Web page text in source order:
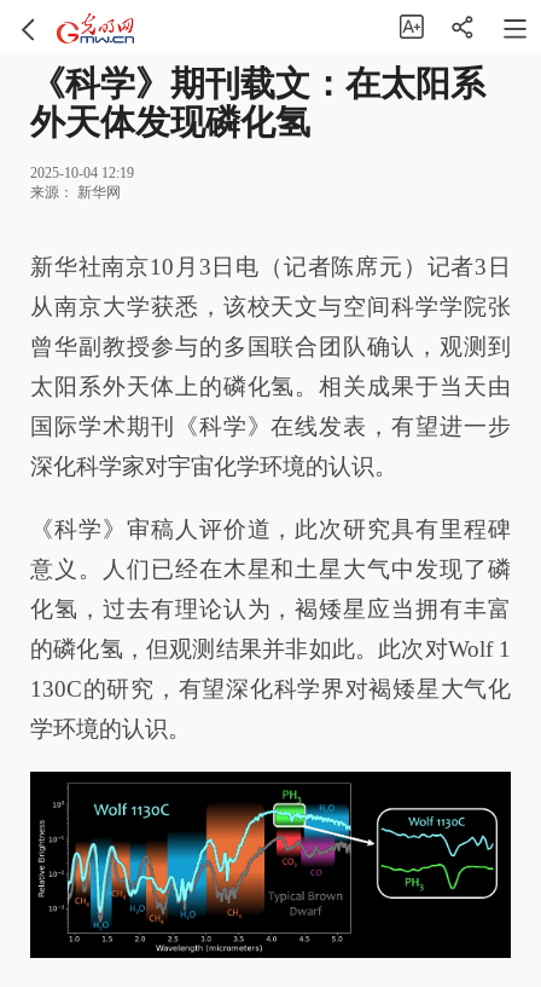
《科学》期刊载文：在太阳系
外天体发现磷化氢
2025-10-04 12:19
来源： 新华网
新华社南京10月3日电（记者陈席元）记者3日
从南京大学获悉，该校天文与空间科学学院张
曾华副教授参与的多国联合团队确认，观测到
太阳系外天体上的磷化氢。相关成果于当天由
国际学术期刊《科学》在线发表，有望进一步
深化科学家对宇宙化学环境的认识。
《科学》审稿人评价道，此次研究具有里程碑
意义。人们已经在木星和土星大气中发现了磷
化氢，过去有理论认为，褐矮星应当拥有丰富
的磷化氢，但观测结果并非如此。此次对Wolf 1
130C的研究，有望深化科学界对褐矮星大气化
学环境的认识。